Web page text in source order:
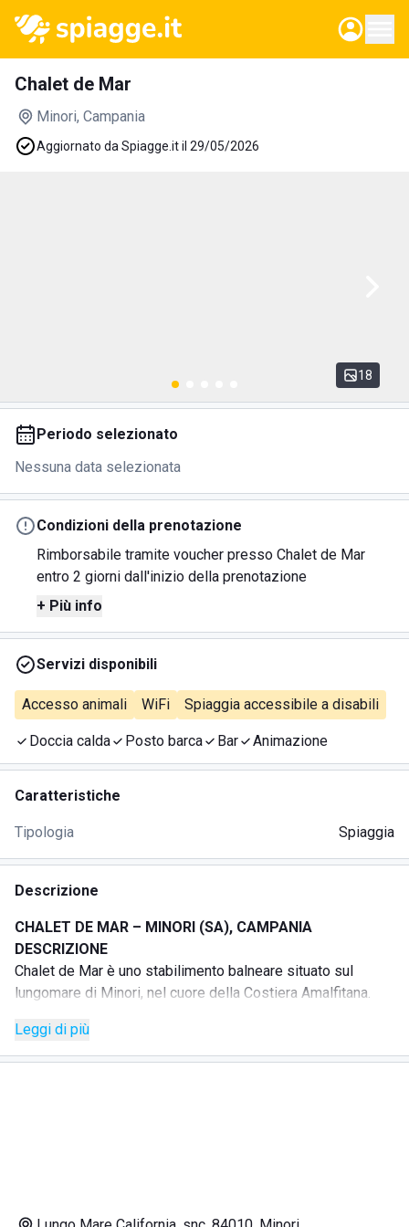
Chalet de Mar
Minori, Campania
Aggiornato da Spiagge.it il 29/05/2026
18
Periodo selezionato
Nessuna data selezionata
Condizioni della prenotazione
Rimborsabile tramite voucher presso Chalet de Mar
entro 2 giorni dall'inizio della prenotazione
+ Più info
Servizi disponibili
Accesso animali WiFi Spiaggia accessibile a disabili
Doccia calda Posto barca Bar Animazione
Caratteristiche
Tipologia Spiaggia
Descrizione
CHALET DE MAR – MINORI (SA), CAMPANIA
DESCRIZIONE
Chalet de Mar è uno stabilimento balneare situato sul
lungomare di Minori, nel cuore della Costiera Amalfitana.
ombrelloni, Wi-Fi gratuito, docce calde e servizio bar
direttamente sotto l’ombrellone. L’ambiente è curato e
Leggi di più